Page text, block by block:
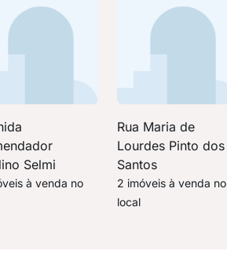
Selmi
à venda no
Rua Maria de
Lourdes Pinto dos
Santos
2 imóveis à venda no
local